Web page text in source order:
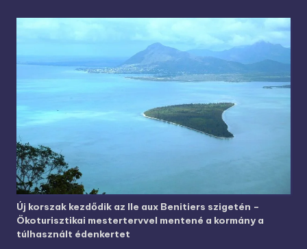
Új korszak kezdődik az Ile aux Benitiers szigetén –
Ökoturisztikai mestertervvel mentené a kormány a
túlhasznált édenkertet